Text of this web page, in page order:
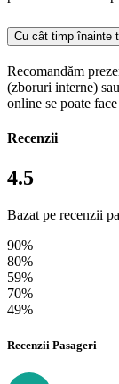
Cu cât timp înainte
Recomandăm
(zboruri interne)
online se poate
Recenzii
4.5
Bazat pe recenzii
90%
80%
59%
70%
49%
Recenzii Pasageri